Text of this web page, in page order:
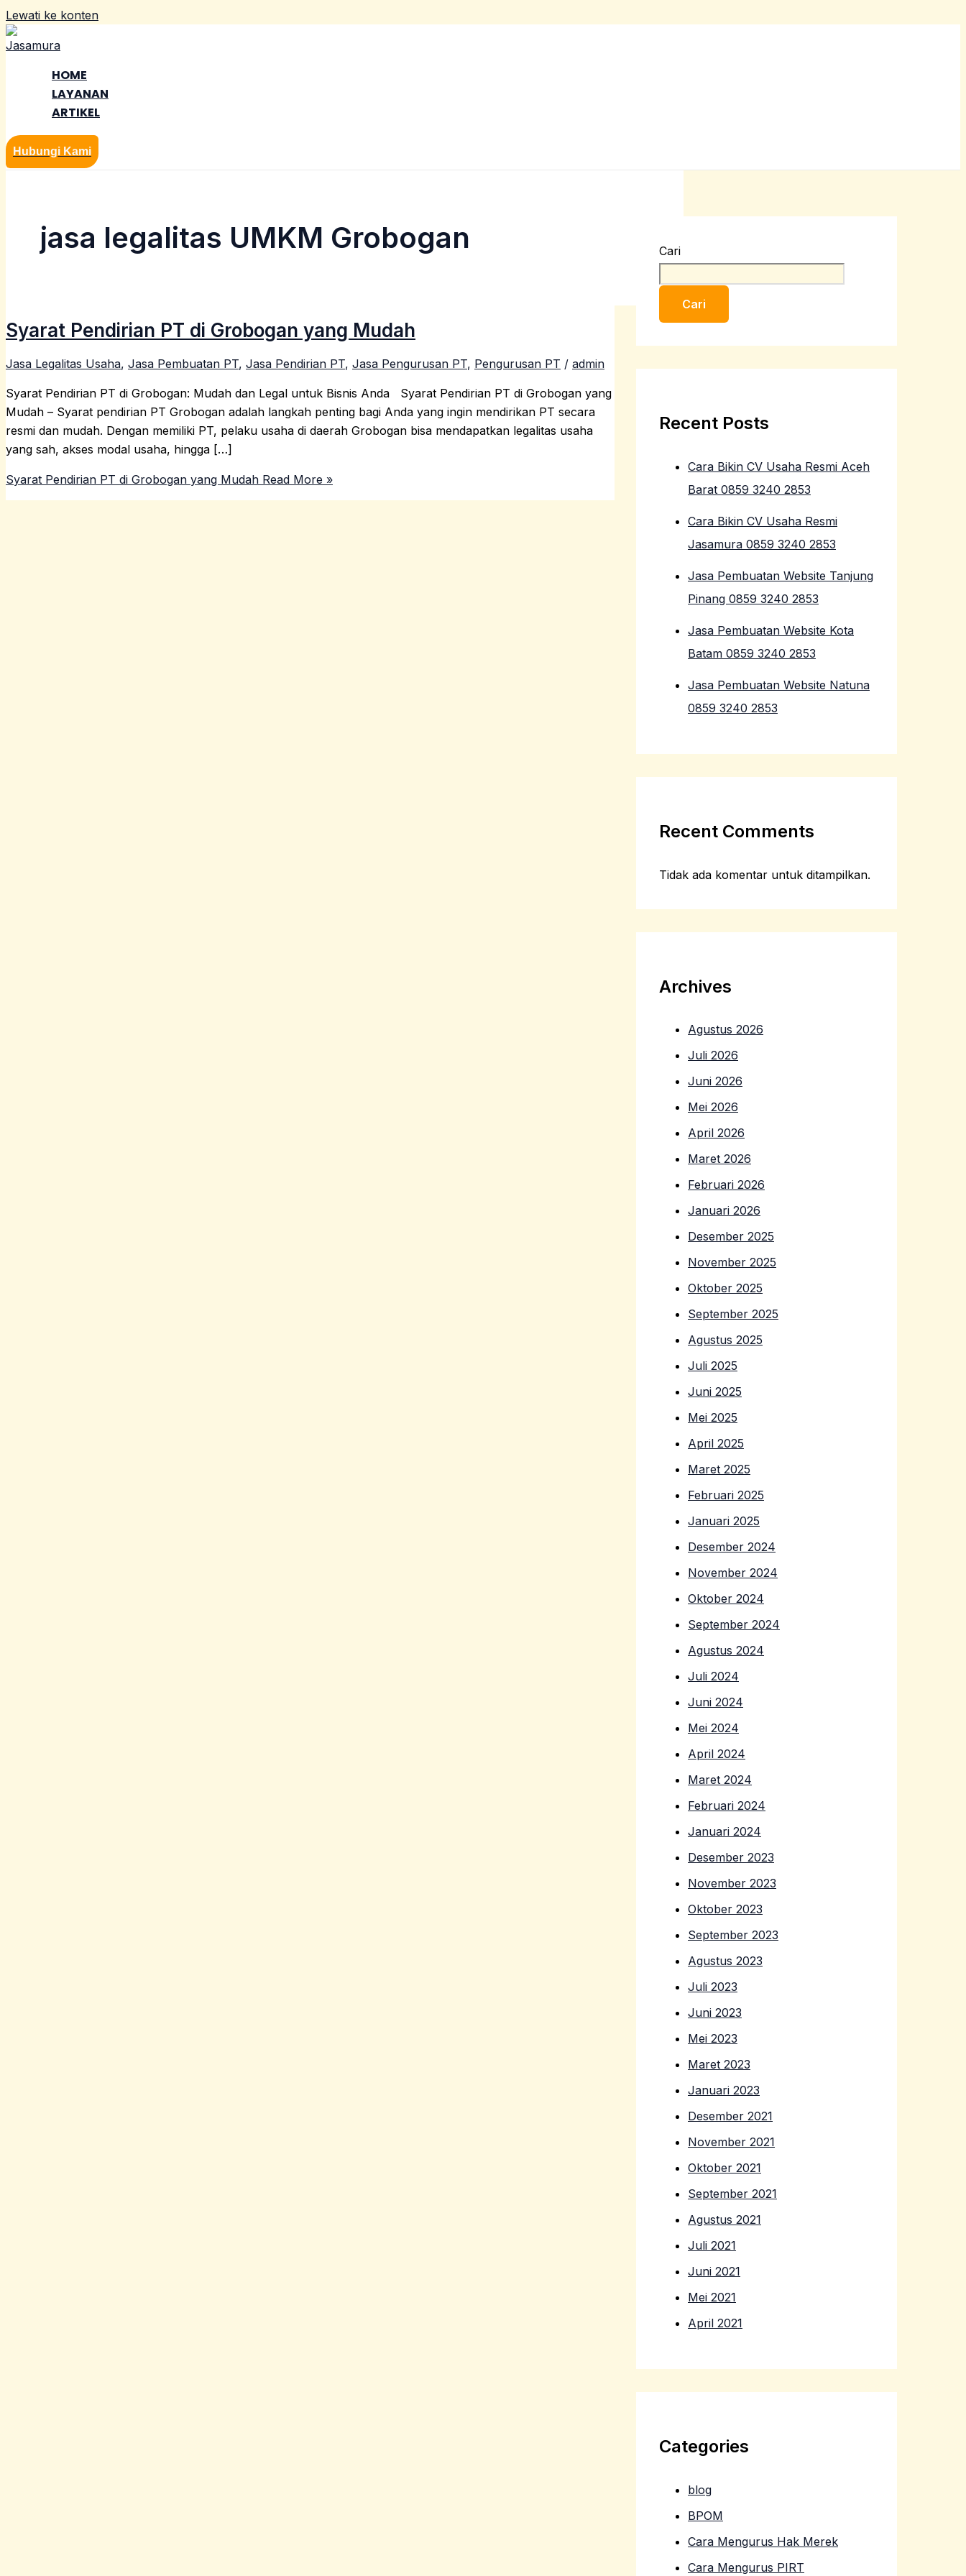
Lewati ke konten
HOME
LAYANAN
ARTIKEL
Hubungi Kami
jasa legalitas UMKM Grobogan
Syarat Pendirian PT di Grobogan yang Mudah
Jasa Legalitas Usaha, Jasa Pembuatan PT, Jasa Pendirian PT, Jasa Pengurusan PT, Pengurusan PT / admin
Syarat Pendirian PT di Grobogan: Mudah dan Legal untuk Bisnis Anda Syarat Pendirian PT di Grobogan yang
Mudah – Syarat pendirian PT Grobogan adalah langkah penting bagi Anda yang ingin mendirikan PT secara
resmi dan mudah. Dengan memiliki PT, pelaku usaha di daerah Grobogan bisa mendapatkan legalitas usaha
yang sah, akses modal usaha, hingga […]
Syarat Pendirian PT di Grobogan yang Mudah Read More »
Cari
Cari
Recent Posts
Cara Bikin CV Usaha Resmi Aceh
Barat 0859 3240 2853
Cara Bikin CV Usaha Resmi
Jasamura 0859 3240 2853
Jasa Pembuatan Website Tanjung
Pinang 0859 3240 2853
Jasa Pembuatan Website Kota
Batam 0859 3240 2853
Jasa Pembuatan Website Natuna
0859 3240 2853
Recent Comments
Tidak ada komentar untuk ditampilkan.
Archives
Agustus 2026
Juli 2026
Juni 2026
Mei 2026
April 2026
Maret 2026
Februari 2026
Januari 2026
Desember 2025
November 2025
Oktober 2025
September 2025
Agustus 2025
Juli 2025
Juni 2025
Mei 2025
April 2025
Maret 2025
Februari 2025
Januari 2025
Desember 2024
November 2024
Oktober 2024
September 2024
Agustus 2024
Juli 2024
Juni 2024
Mei 2024
April 2024
Maret 2024
Februari 2024
Januari 2024
Desember 2023
November 2023
Oktober 2023
September 2023
Agustus 2023
Juli 2023
Juni 2023
Mei 2023
Maret 2023
Januari 2023
Desember 2021
November 2021
Oktober 2021
September 2021
Agustus 2021
Juli 2021
Juni 2021
Mei 2021
April 2021
Categories
blog
BPOM
Cara Mengurus Hak Merek
Cara Mengurus PIRT